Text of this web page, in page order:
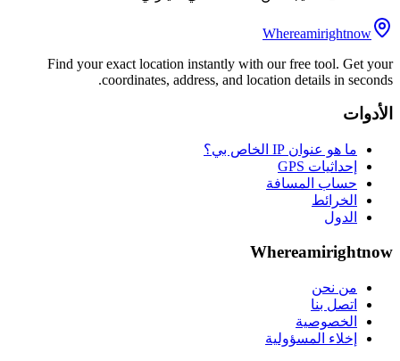
Whereamirightnow
Find your exact location instantly with our free tool. Get your
coordinates, address, and location details in seconds.
الأدوات
ما هو عنوان IP الخاص بي؟
إحداثيات GPS
حساب المسافة
الخرائط
الدول
Whereamirightnow
من نحن
اتصل بنا
الخصوصية
إخلاء المسؤولية